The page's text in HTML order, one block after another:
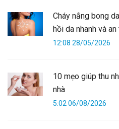
Cháy nắng bong
hồi da nhanh và an
12:08 28/05/2026
10 mẹo giúp thu
nhà
5:02 06/08/2026